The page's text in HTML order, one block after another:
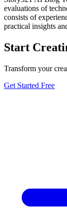
evaluations of
consists of
practical insights
Start
Transform your
Get Started Free